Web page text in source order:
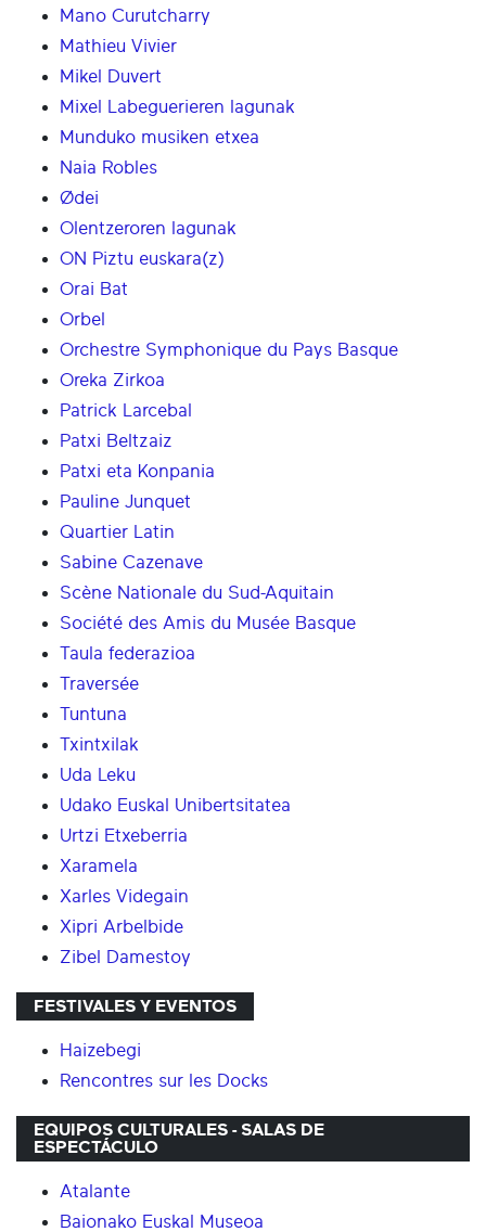
Mano Curutcharry
Mathieu Vivier
Mikel Duvert
Mixel Labeguerieren lagunak
Munduko musiken etxea
Naia Robles
Ødei
Olentzeroren lagunak
ON Piztu euskara(z)
Orai Bat
Orbel
Orchestre Symphonique du Pays Basque
Oreka Zirkoa
Patrick Larcebal
Patxi Beltzaiz
Patxi eta Konpania
Pauline Junquet
Quartier Latin
Sabine Cazenave
Scène Nationale du Sud-Aquitain
Société des Amis du Musée Basque
Taula federazioa
Traversée
Tuntuna
Txintxilak
Uda Leku
Udako Euskal Unibertsitatea
Urtzi Etxeberria
Xaramela
Xarles Videgain
Xipri Arbelbide
Zibel Damestoy
FESTIVALES Y EVENTOS
Haizebegi
Rencontres sur les Docks
EQUIPOS CULTURALES - SALAS DE
ESPECTÁCULO
Atalante
Baionako Euskal Museoa